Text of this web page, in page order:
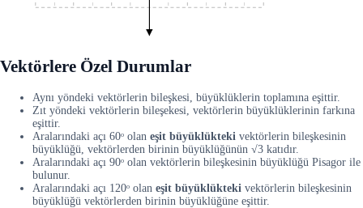
Vektörlere Özel Durumlar
Aynı yöndeki vektörlerin bileşkesi, büyüklüklerin toplamına eşittir.
Zıt yöndeki vektörlerin bileşekesi, vektörlerin büyüklüklerinin farkına
eşittir.
Aralarındaki açı 60ᵒ olan eşit büyüklükteki vektörlerin bileşkesinin
büyüklüğü, vektörlerden birinin büyüklüğünün √3 katıdır.
Aralarındaki açı 90ᵒ olan vektörlerin bileşkesinin büyüklüğü Pisagor ile
bulunur.
Aralarındaki açı 120ᵒ olan eşit büyüklükteki vektörlerin bileşkesinin
büyüklüğü vektörlerden birinin büyüklüğüne eşittir.